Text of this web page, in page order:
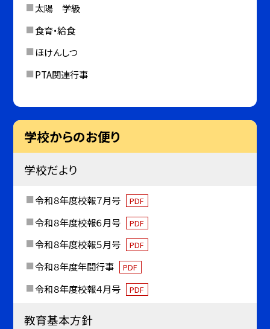
太陽 学級
食育・給食
ほけんしつ
PTA関連行事
学校からのお便り
学校だより
令和８年度校報７月号 PDF
令和８年度校報６月号 PDF
令和８年度校報５月号 PDF
令和８年度年間行事 PDF
令和８年度校報４月号 PDF
教育基本方針